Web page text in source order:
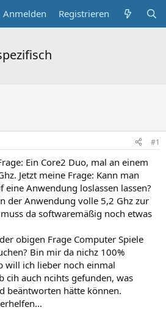
Anmelden Registrieren
#1
Ein Core2 Duo, mal an einem
Jetzt meine Frage: Kann man
eine Anwendung loslassen lassen?
der Anwendung volle 5,2 Ghz zur
da softwaremäßig noch etwas
obigen Frage Computer Spiele
Bin mir da nichz 100%
will ich lieber noch einmal
cih auch ncihts gefunden, was
beäntworten hätte können.